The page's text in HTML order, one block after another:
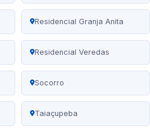
Residencial Granja Anita
Residencial Veredas
Socorro
Taiaçupeba